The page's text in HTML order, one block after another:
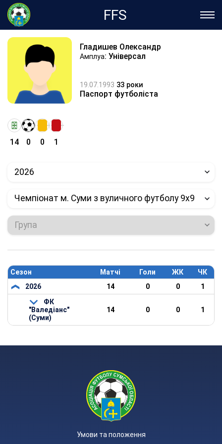
FFS
Гладишев Олександр
Амплуа: Універсал
19.07.1993 33 роки
Паспорт футболіста
14 0 0 1
2026
Чемпіонат м. Суми з вуличного футболу 9х9
Група
Сезон Матчі Голи ЖК
ЧК
2026
14 0 0
1
ФК
"Валедіанс"
(Суми)
14 0 0 1
Умови та положення